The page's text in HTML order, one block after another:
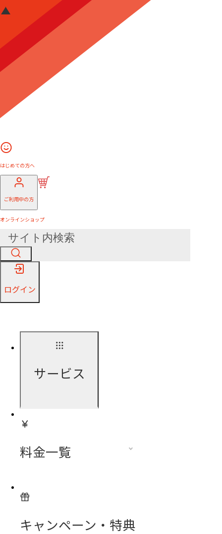
はじめての方へ
ご利用中の方
オンラインショップ
ログイン
サービス
料金一覧
キャンペーン・特典